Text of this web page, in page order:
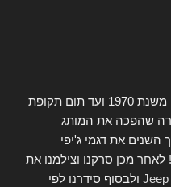
משנת 1970 ועד תום תקופת
שהפכה את המותג
השנים את דגמי ג'יפי
מכן סרקנו וצילמנו את
Jeep ולבסוף סידרנו לפי